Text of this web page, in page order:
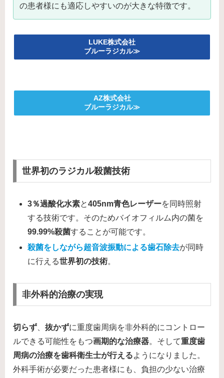
の患者様にも適応しやすいのが大きな特徴です。
LUKE株式会社
ブルーラジカル≫
AZ株式会社
ブルーラジカル≫
世界初のラジカル殺菌技術
3％過酸化水素と405nm青色レーザーを同時照射
する技術です。そのためバイオフィルム内の菌を
99.99%殺菌することが可能です。
殺菌をしながら超音波振動による歯石除去が同時
に行える世界初の技術。
非外科的治療の実現
切らず 抜かずに重度歯周病を非外科的にコントロー
ルできる可能性をもつ画期的な治療器。そして重度歯
周病の治療を歯科衛生士が行えるようになりました。
外科手術が必要だった患者様にも、負担の少ない治療